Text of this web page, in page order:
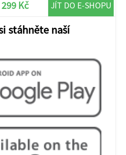
299 Kč JÍT DO E-SHOPU
stáhněte naší